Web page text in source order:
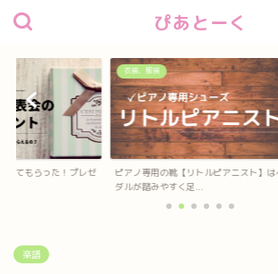
ぴあとーく
してもらった！プレゼ
衣装、服装
ピアノ専用の靴【リトルピアニスト】は
ダルが踏みやすく足...
楽譜